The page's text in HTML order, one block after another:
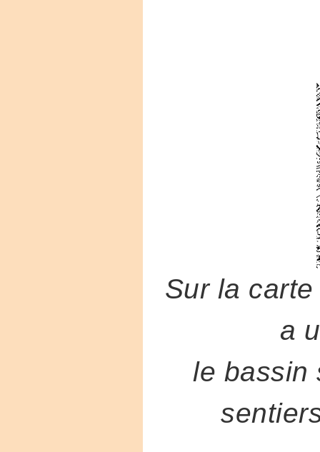
Sur la
a
le bassin